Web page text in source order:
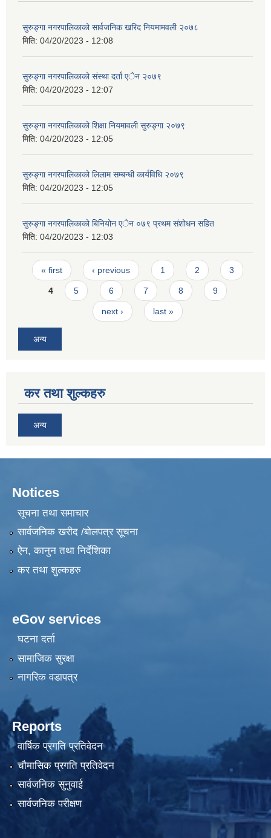
सुरुङ्गा नगरपालिकाको सार्वजनिक खरिद नियमामवली २०७८
मिति: 04/20/2023 - 12:08
सुरुङ्गा नगरपालिकाको संस्था दर्ता एेन २०७९
मिति: 04/20/2023 - 12:07
सुरुङ्गा नगरपालिकाको शिक्षा नियमावली सुरुङ्गा २०७९
मिति: 04/20/2023 - 12:05
सुरुङ्गा नगरपालिकाको लिलाम सम्बन्धी कार्यविधि २०७९
मिति: 04/20/2023 - 12:05
सुरुङ्गा नगरपालिकाको बिनियोन एेन ०७९ प्रथम संशोधन सहित
मिति: 04/20/2023 - 12:03
Pages
« first ‹ previous 1 2 3
4 5 6 7 8 9
next › last »
अन्य
कर तथा शुल्कहरु
अन्य
Notices
सूचना तथा समाचार
सार्वजनिक खरीद /बोलपत्र सूचना
ऐन, कानुन तथा निर्देशिका
कर तथा शुल्कहरु
eGov services
घटना दर्ता
सामाजिक सुरक्षा
नागरिक वडापत्र
Reports
वार्षिक प्रगति प्रतिवेदन
चौमासिक प्रगति प्रतिवेदन
सार्वजनिक सुनुवाई
सार्वजनिक परीक्षण